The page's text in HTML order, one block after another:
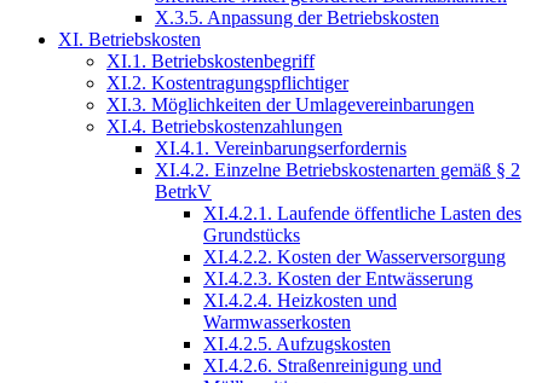
X.3.5. Anpassung der Betriebskosten
XI. Betriebskosten
XI.1. Betriebskostenbegriff
XI.2. Kostentragungspflichtiger
XI.3. Möglichkeiten der Umlagevereinbarungen
XI.4. Betriebskostenzahlungen
XI.4.1. Vereinbarungserfordernis
XI.4.2. Einzelne Betriebskostenarten gemäß § 2
BetrkV
XI.4.2.1. Laufende öffentliche Lasten des
Grundstücks
XI.4.2.2. Kosten der Wasserversorgung
XI.4.2.3. Kosten der Entwässerung
XI.4.2.4. Heizkosten und
Warmwasserkosten
XI.4.2.5. Aufzugskosten
XI.4.2.6. Straßenreinigung und